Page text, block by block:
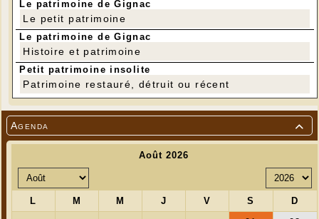

Agenda
Le patrimoine de Gignac
Le petit patrimoine
Le patrimoine de Gignac
Histoire et patrimoine
Petit patrimoine insolite
Patrimoine restauré, détruit ou récent